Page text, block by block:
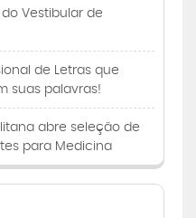
Vestibular de
de Letras que
suas palavras!
abre seleção de
para Medicina